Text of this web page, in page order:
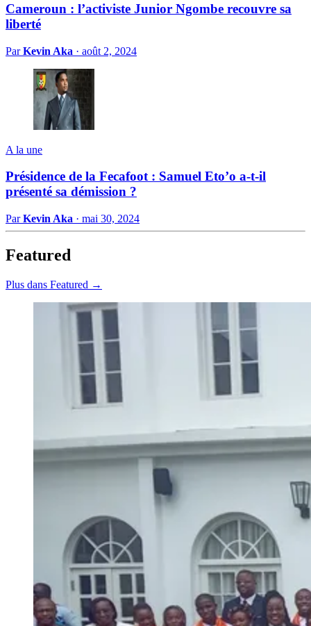
Cameroun : l’activiste Junior Ngombe recouvre sa
liberté
ParKevin Aka · août 2, 2024
A la une
Présidence de la Fecafoot : Samuel Eto’o a-t-il
présenté sa démission ?
ParKevin Aka · mai 30, 2024
Featured
Plus dans Featured →